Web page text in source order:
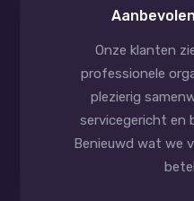
Onze klanten
professionele
plezierig
servicegericht en
Benieuwd wat we